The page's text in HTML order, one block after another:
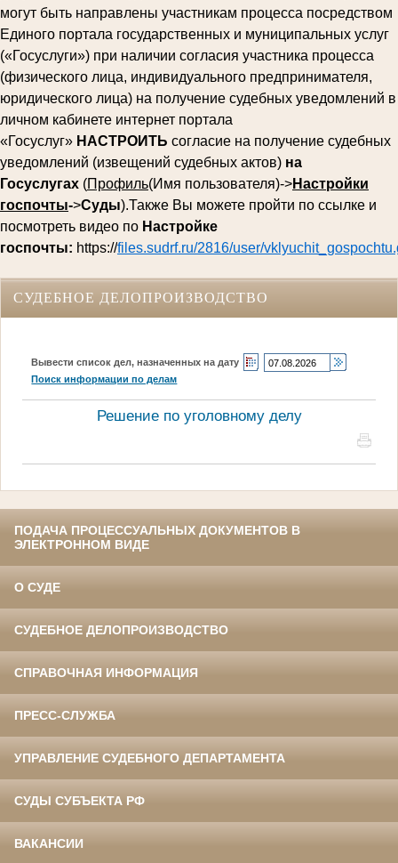
могут быть направлены участникам процесса посредством
Единого портала государственных и муниципальных услуг
(«Госуслуги») при наличии согласия участника процесса
(физического лица, индивидуального предпринимателя,
юридического лица) на получение судебных уведомлений в
личном кабинете интернет портала
«Госуслуг» НАСТРОИТЬ согласие на получение судебных
уведомлений (извещений судебных актов) на
Госуслугах (Профиль(Имя пользователя)->Настройки
госпочты->Суды).Также Вы можете пройти по ссылке и
посмотреть видео по Настройке
госпочты: https://files.sudrf.ru/2816/user/
СУДЕБНОЕ ДЕЛОПРОИЗВОДСТВО
Вывести список дел, назначенных на дату
Поиск информации по делам
Решение по уголовному делу
ПОДАЧА ПРОЦЕССУАЛЬНЫХ ДОКУМЕНТОВ В
ЭЛЕКТРОННОМ ВИДЕ
О СУДЕ
СУДЕБНОЕ ДЕЛОПРОИЗВОДСТВО
СПРАВОЧНАЯ ИНФОРМАЦИЯ
ПРЕСС-СЛУЖБА
УПРАВЛЕНИЕ СУДЕБНОГО ДЕПАРТАМЕНТА
СУДЫ СУБЪЕКТА РФ
ВАКАНСИИ